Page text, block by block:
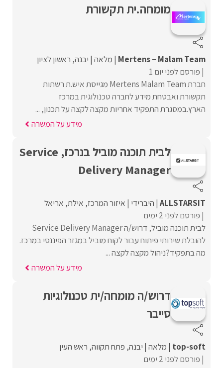
מומחה.ית תקשורת
Mertens – Malam Team מלאה יבנה ראשון לציון
פורסם לפני יום 1
חברת Mertens Malam Team מגייסת איש.ת רשתות
תקשורת ואבטחת מידע לחברה טכנולוגית במרכז
הארץ.במסגרת התפקיד אחריות מקצה לקצה על תכנון, ...
מידע על המשרה
לבית תוכנה מוביל בנרכז, Service
Delivery Manager
ALLSTARSIT היברידי איזור המרכז אילת אריאל
פורסם לפני 2 ימים
לבית תוכנה מוביל, דרוש/ה Service Delivery Manager
להובלת שירותי פיתוח עבור לקוח מוביל במגזר הפיננסי במרכז.
מה בתפקיד?ניהול מקצה לקצה ...
מידע על המשרה
דרוש/ה מומחה/ית טכנולוגיות
סייבר
top-soft מלאה יבנה פתח תקווה ראש העין
פורסם לפני 2 ימים